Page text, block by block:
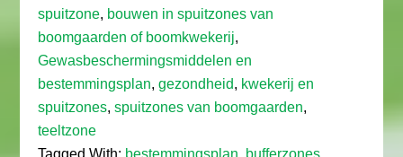
spuitzone, bouwen in spuitzones van
boomgaarden of boomkwekerij,
Gewasbeschermingsmiddelen en
bestemmingsplan,gezondheid, kwekerij en
spuitzones,spuitzones van boomgaarden,
teeltzone
Tagged With: bestemmingsplan, bufferzones,